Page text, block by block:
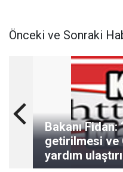
Önceki ve Sonraki
Bakanı Fidan:
getirilmesi ve
yardım